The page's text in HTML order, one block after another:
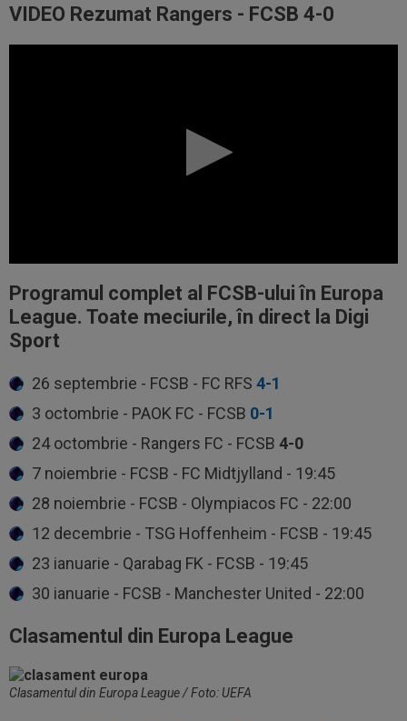
VIDEO Rezumat Rangers - FCSB 4-0
Programul complet al FCSB-ului în Europa
League. Toate meciurile, în direct la Digi
Sport
26 septembrie - FCSB - FC RFS 4-1
3 octombrie - PAOK FC - FCSB 0-1
24 octombrie - Rangers FC - FCSB 4-0
7 noiembrie - FCSB - FC Midtjylland - 19:45
28 noiembrie - FCSB - Olympiacos FC - 22:00
12 decembrie - TSG Hoffenheim - FCSB - 19:45
23 ianuarie - Qarabag FK - FCSB - 19:45
30 ianuarie - FCSB - Manchester United - 22:00
Clasamentul din Europa League
Clasamentul din Europa League / Foto: UEFA